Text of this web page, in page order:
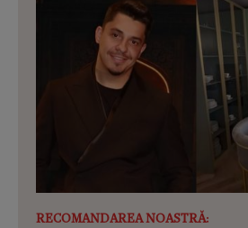
RECOMANDAREA NOASTRĂ: